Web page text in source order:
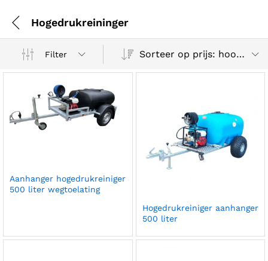
Hogedrukreininger
Filter Sorteer op prijs: hoog naar laag
Aanhanger hogedrukreiniger
500 liter wegtoelating
Hogedrukreiniger aanhanger
500 liter